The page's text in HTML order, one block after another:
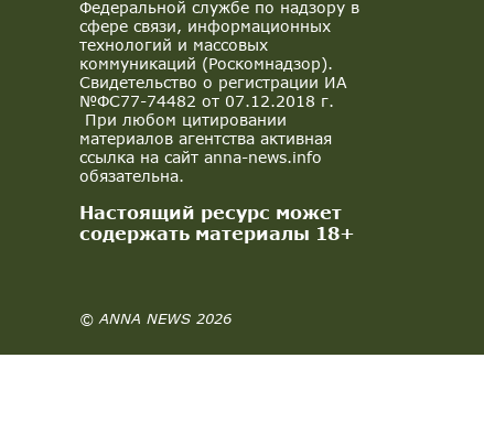
Федеральной службе по надзору в
сфере связи, информационных
технологий и массовых
коммуникаций (Роскомнадзор).
Свидетельство о регистрации ИА
№ФС77-74482 от 07.12.2018 г.
При любом цитировании
материалов агентства активная
ссылка на сайт anna-news.info
обязательна.
Настоящий ресурс может
содержать материалы 18+
© ANNA NEWS 2026